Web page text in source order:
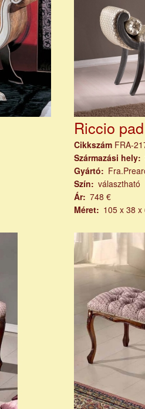
Riccio pad
Cikkszám FRA-
Származási hely
Gyártó
Szín
választható
Ár 748 €
Méret
105 x 38 x